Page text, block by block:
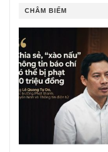
CHÂM BIẾM